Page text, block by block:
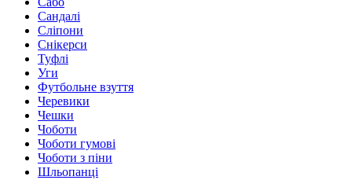
Сандалі
Сліпони
Снікерси
Туфлі
Уги
Футбольне взуття
Черевики
Чешки
Чоботи
Чоботи гумові
Чоботи з піни
Шльопанці